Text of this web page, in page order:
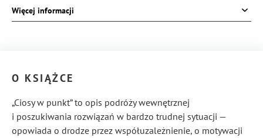
Rodzaj oprawy: blok klejony
Więcej informacji
O KSIĄŻCE
„Ciosy w punkt” to opis podróży wewnętrznej
i poszukiwania rozwiązań w bardzo trudnej sytuacji —
opowiada o drodze przez współuzależnienie, o motywacji